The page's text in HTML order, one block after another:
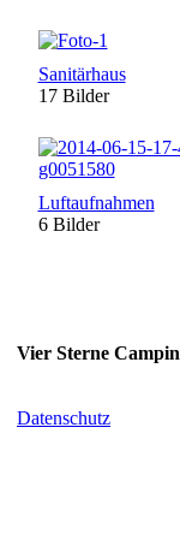
Sanitärhaus
17 Bilder
Luftaufnahmen
6 Bilder
Vier Sterne
Datenschutz